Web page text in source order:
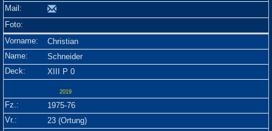
Christian
Schneider
XIII P 0
2019
1975-76
23 (Ortung)